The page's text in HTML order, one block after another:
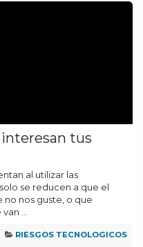
tus
al utilizar las
se reducen a que el
nos guste, o que
...
RIESGOS TECNOLOGICOS